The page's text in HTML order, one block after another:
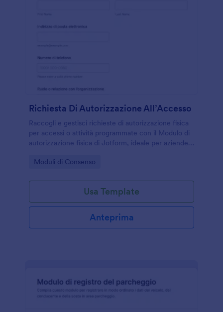
Richiesta Di Autorizzazione All’Accesso
Raccogli e gestisci richieste di autorizzazione fisica
per accessi o attività programmate con il Modulo di
autorizzazione fisica di Jotform, ideale per aziende e
conferme in modo chiaro.
Go to Category:
Moduli di Consenso
Usa Template
Anteprima